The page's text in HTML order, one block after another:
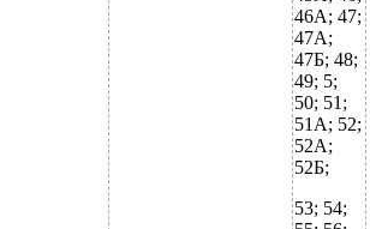
46А; 47;
47А;
47Б; 48;
49; 5;
50; 51;
51А; 52;
52А;
52Б;
53; 54;